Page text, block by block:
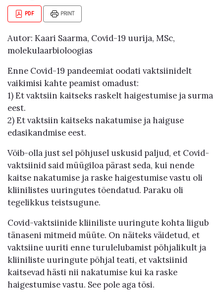
PDF PRINT
Autor: Kaari Saarma, Covid-19 uurija, MSc,
molekulaarbioloogias
Enne Covid-19 pandeemiat oodati vaktsiinidelt
vaikimisi kahte peamist omadust:
1) Et vaktsiin kaitseks raskelt haigestumise ja surma
eest.
2) Et vaktsiin kaitseks nakatumise ja haiguse
edasikandmise eest.
Võib-olla just sel põhjusel uskusid paljud, et Covid-
vaktsiinid said müügiloa pärast seda, kui nende
kaitse nakatumise ja raske haigestumise vastu oli
kliinilistes uuringutes tõendatud. Paraku oli
tegelikkus teistsugune.
Covid-vaktsiinide kliiniliste uuringute kohta liigub
tänaseni mitmeid müüte. On näiteks väidetud, et
vaktsiine uuriti enne turulelubamist põhjalikult ja
kliiniliste uuringute põhjal teati, et vaktsiinid
kaitsevad hästi nii nakatumise kui ka raske
haigestumise vastu. See pole aga tõsi.